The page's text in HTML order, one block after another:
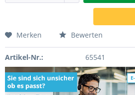
Merken Bewerten
Artikel-Nr.: 65541